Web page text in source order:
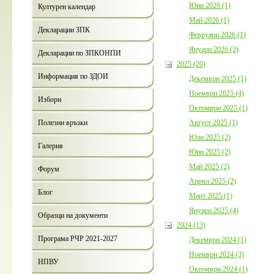
Културен календар
Декларации ЗПК
Декларации по ЗПКОНПИ
Информация по ЗДОИ
Избори
Полезни връзки
Галерия
Форум
Блог
Образци на документи
Програма РЧР 2021-2027
НПВУ
Юни 2026 (1)
Май 2026 (1)
Февруари 2026 (1)
Януари 2026 (2)
2025 (20)
Декември 2025 (1)
Ноември 2025 (4)
Октомври 2025 (1)
Август 2025 (1)
Юли 2025 (2)
Юни 2025 (2)
Май 2025 (2)
Април 2025 (2)
Март 2025 (1)
Януари 2025 (4)
2024 (13)
Декември 2024 (1)
Ноември 2024 (3)
Октомври 2024 (1)
Покана за публично
Годишния отчет за
бюджет за 2025 г.
Борино
Дата: 03.08.2026